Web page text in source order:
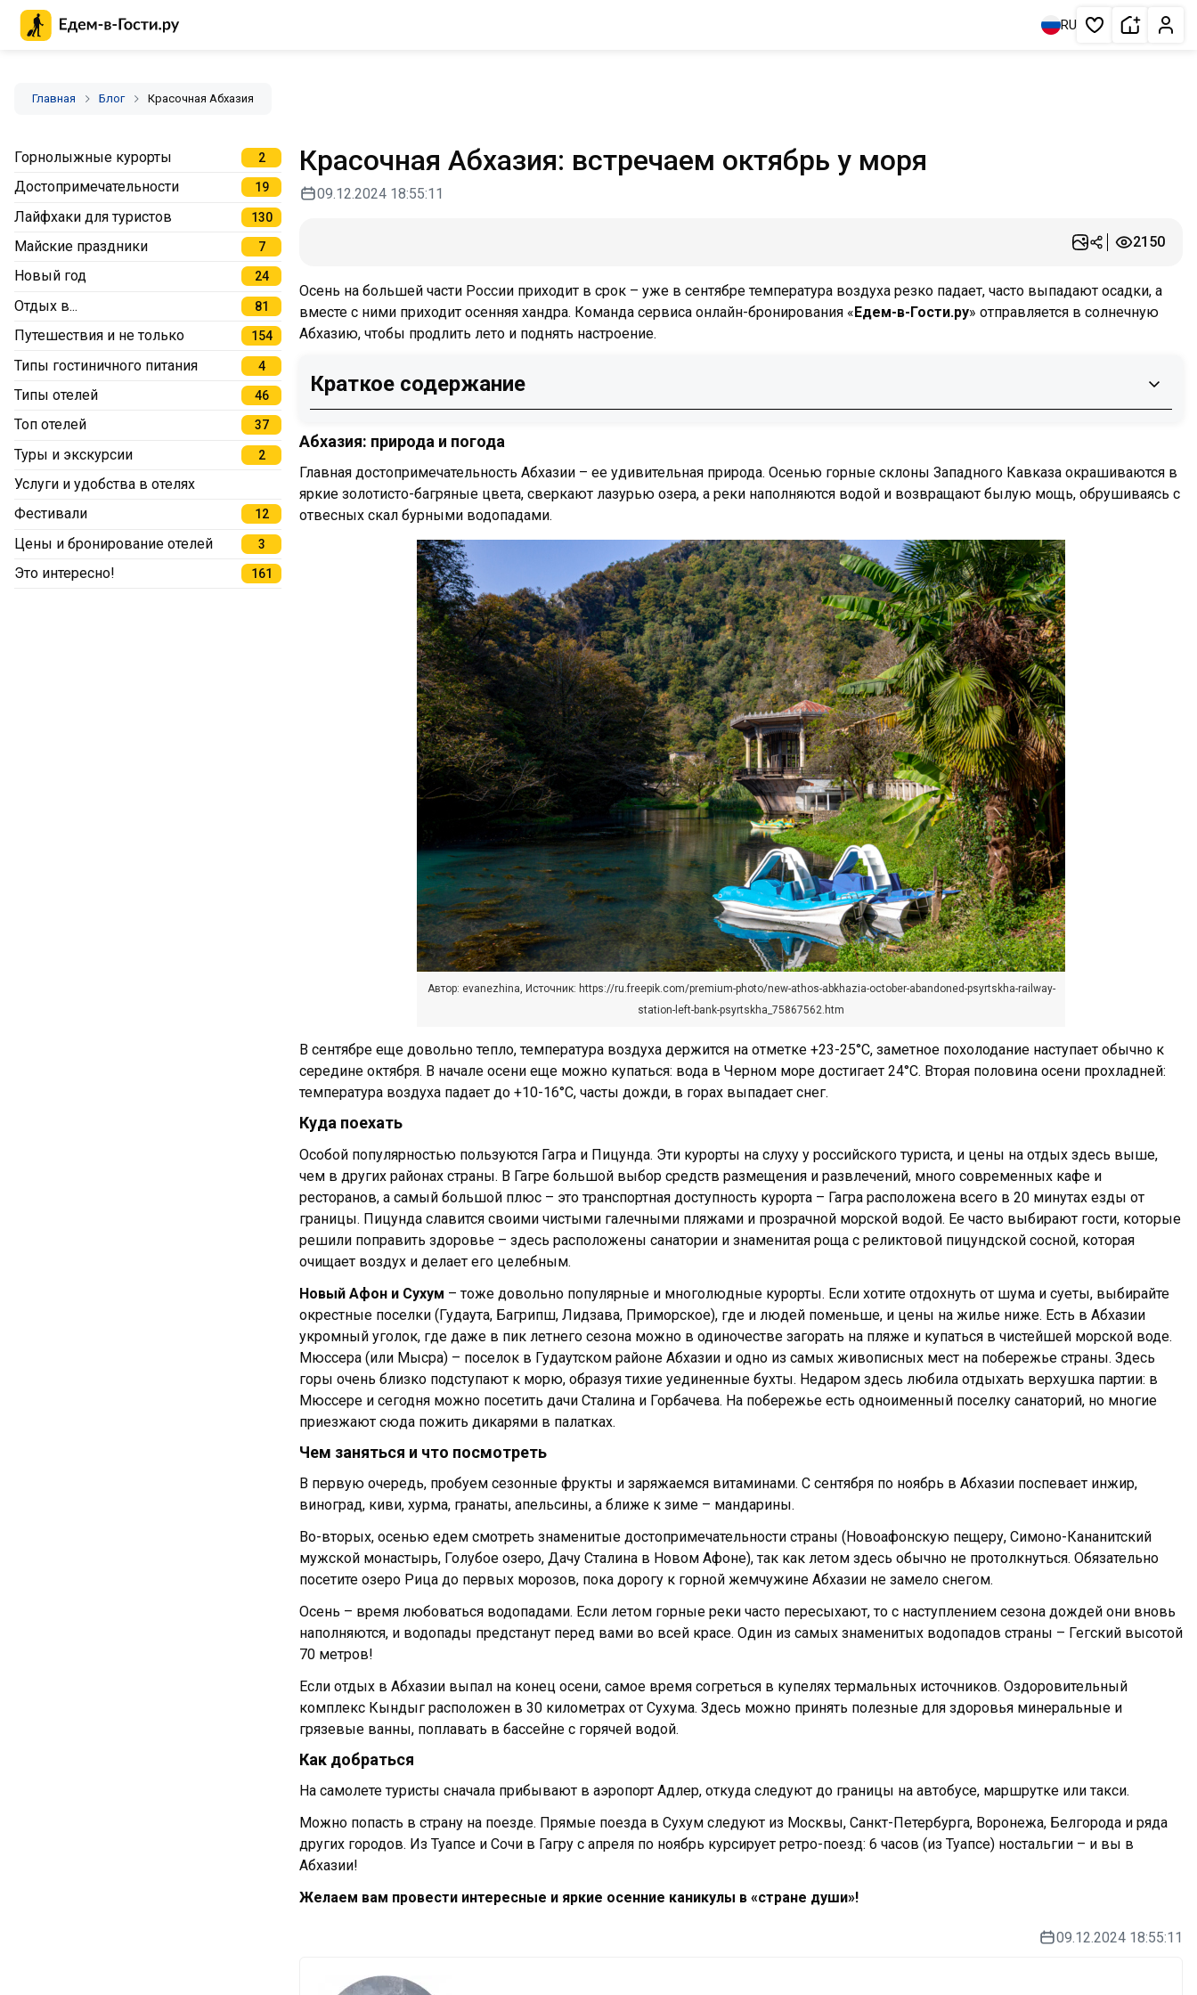
RU Избранное
Сдать
Главная Блог Красочная Абхазия
Красочная Абхазия: встречаем октябрь у моря
09.12.2024 18:55:11
2150
Осень на большей части России приходит в срок – уже в сентябре температура воздуха резко падает, часто выпадают осадки, а
вместе с ними приходит осенняя хандра. Команда сервиса онлайн-бронирования «Едем-в-Гости.ру» отправляется в солнечную
Абхазию, чтобы продлить лето и поднять настроение.
Краткое содержание
Куда поехать
Чем заняться и что посмотреть
Как добраться
Абхазия: природа и погода
Главная достопримечательность Абхазии – ее удивительная природа. Осенью горные склоны Западного Кавказа окрашиваются в
яркие золотисто-багряные цвета, сверкают лазурью озера, а реки наполняются водой и возвращают былую мощь, обрушиваясь с
отвесных скал бурными водопадами.
Автор: evanezhina, Источник: https://ru.freepik.com/premium-photo/new-athos-abkhazia-october-abandoned-psyrtskha-railway-
station-left-bank-psyrtskha_75867562.htm
В сентябре еще довольно тепло, температура воздуха держится на отметке +23-25°C, заметное похолодание наступает обычно к
середине октября. В начале осени еще можно купаться: вода в Черном море достигает 24°C. Вторая половина осени прохладней:
температура воздуха падает до +10-16°C, часты дожди, в горах выпадает снег.
Куда поехать
Особой популярностью пользуются Гагра и Пицунда. Эти курорты на слуху у российского туриста, и цены на отдых здесь выше,
чем в других районах страны. В Гагре большой выбор средств размещения и развлечений, много современных кафе и
ресторанов, а самый большой плюс – это транспортная доступность курорта – Гагра расположена всего в 20 минутах езды от
границы. Пицунда славится своими чистыми галечными пляжами и прозрачной морской водой. Ее часто выбирают гости, которые
решили поправить здоровье – здесь расположены санатории и знаменитая роща с реликтовой пицундской сосной, которая
очищает воздух и делает его целебным.
Новый Афон и Сухум – тоже довольно популярные и многолюдные курорты. Если хотите отдохнуть от шума и суеты, выбирайте
окрестные поселки (Гудаута, Багрипш, Лидзава, Приморское), где и людей поменьше, и цены на жилье ниже. Есть в Абхазии
укромный уголок, где даже в пик летнего сезона можно в одиночестве загорать на пляже и купаться в чистейшей морской воде.
Мюссера (или Мысра) – поселок в Гудаутском районе Абхазии и одно из самых живописных мест на побережье страны. Здесь
горы очень близко подступают к морю, образуя тихие уединенные бухты. Недаром здесь любила отдыхать верхушка партии: в
Мюссере и сегодня можно посетить дачи Сталина и Горбачева. На побережье есть одноименный поселку санаторий, но многие
приезжают сюда пожить дикарями в палатках.
Чем заняться и что посмотреть
В первую очередь, пробуем сезонные фрукты и заряжаемся витаминами. С сентября по ноябрь в Абхазии поспевает инжир,
виноград, киви, хурма, гранаты, апельсины, а ближе к зиме – мандарины.
Во-вторых, осенью едем смотреть знаменитые достопримечательности страны (Новоафонскую пещеру, Симоно-Кананитский
мужской монастырь, Голубое озеро, Дачу Сталина в Новом Афоне), так как летом здесь обычно не протолкнуться. Обязательно
посетите озеро Рица до первых морозов, пока дорогу к горной жемчужине Абхазии не замело снегом.
Осень – время любоваться водопадами. Если летом горные реки часто пересыхают, то с наступлением сезона дождей они вновь
наполняются, и водопады предстанут перед вами во всей красе. Один из самых знаменитых водопадов страны – Гегский высотой
70 метров!
Если отдых в Абхазии выпал на конец осени, самое время согреться в купелях термальных источников. Оздоровительный
комплекс Кындыг расположен в 30 километрах от Сухума. Здесь можно принять полезные для здоровья минеральные и
грязевые ванны, поплавать в бассейне с горячей водой.
Как добраться
На самолете туристы сначала прибывают в аэропорт Адлер, откуда следуют до границы на автобусе, маршрутке или такси.
Можно попасть в страну на поезде. Прямые поезда в Сухум следуют из Москвы, Санкт-Петербурга, Воронежа, Белгорода и ряда
других городов. Из Туапсе и Сочи в Гагру с апреля по ноябрь курсирует ретро-поезд: 6 часов (из Туапсе) ностальгии – и вы в
Абхазии!
Желаем вам провести интересные и яркие осенние каникулы в «стране души»!
09.12.2024 18:55:11
Горнолыжные курорты 2
Достопримечательности 19
Лайфхаки для туристов 130
Майские праздники 7
Новый год 24
Отдых в... 81
Путешествия и не только 154
Типы гостиничного питания 4
Типы отелей 46
Топ отелей 37
Туры и экскурсии 2
Услуги и удобства в отелях
Фестивали
12
Цены и бронирование отелей 3
Это интересно! 161